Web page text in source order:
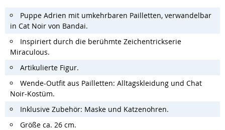
Puppe Adrien mit umkehrbaren Pailletten, verwandelbar
in Cat Noir von Bandai.
Inspiriert durch die berühmte Zeichentrickserie
Miraculous.
Artikulierte Figur.
Wende-Outfit aus Pailletten: Alltagskleidung und Chat
Noir-Kostüm.
Inklusive Zubehör: Maske und Katzenohren.
Größe ca. 26 cm.